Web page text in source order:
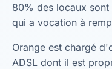
80% des locaux
qui a vocation à
Orange est chargé
ADSL dont il est